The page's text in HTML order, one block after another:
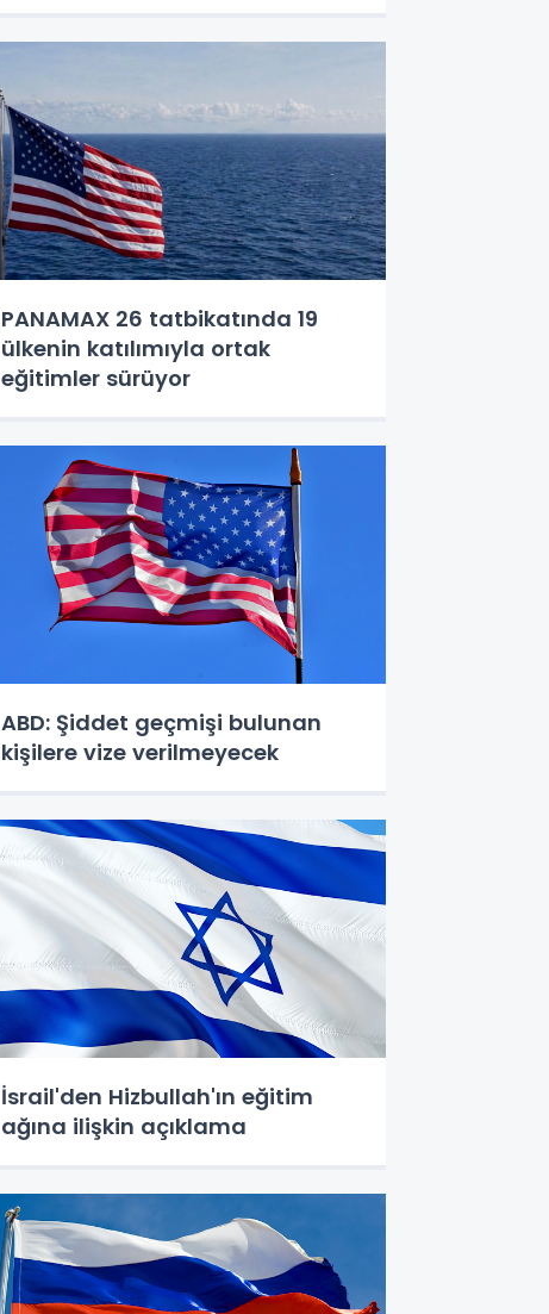
PANAMAX 26 tatbikatında 19
ülkenin katılımıyla ortak
eğitimler sürüyor
ABD: Şiddet geçmişi bulunan
kişilere vize verilmeyecek
İsrail'den Hizbullah'ın eğitim
ağına ilişkin açıklama